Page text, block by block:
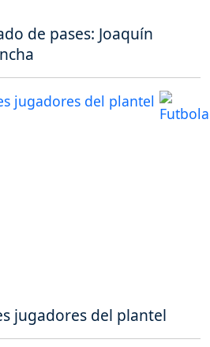
de pases: Joaquín
jugadores del plantel